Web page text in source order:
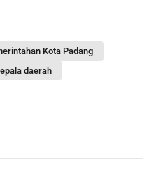
Kota Padang
daerah